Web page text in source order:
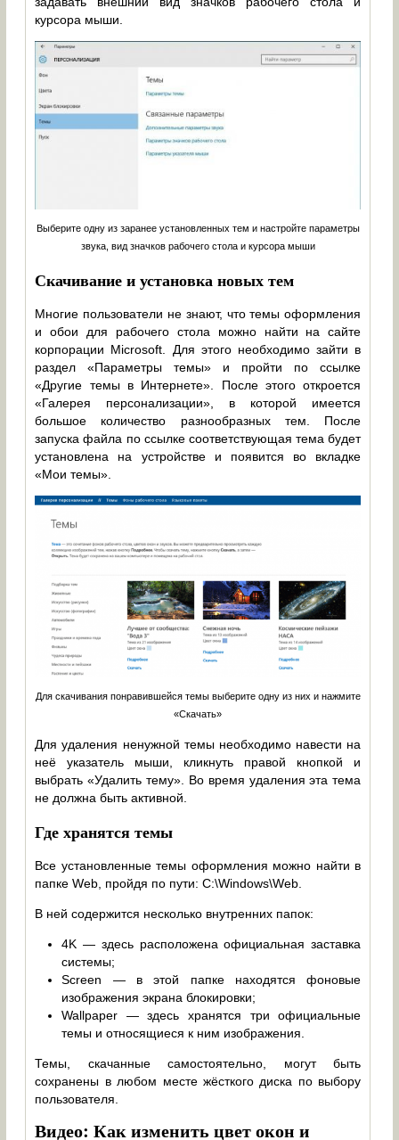
курсора мыши.
Выберите одну из заранее установленных тем и настройте параметры
звука, вид значков рабочего стола и курсора мыши
Скачивание и установка новых тем
Многие пользователи не знают, что темы оформления
и обои для рабочего стола можно найти на сайте
корпорации Microsoft. Для этого необходимо зайти в
раздел «Параметры темы» и пройти по ссылке
«Другие темы в Интернете». После этого откроется
«Галерея персонализации», в которой имеется
большое количество разнообразных тем. После
запуска файла по ссылке соответствующая тема будет
установлена на устройстве и появится во вкладке
«Мои темы».
Для скачивания понравившейся темы выберите одну из них и нажмите
«Скачать»
Для удаления ненужной темы необходимо навести на
неё указатель мыши, кликнуть правой кнопкой и
выбрать «Удалить тему». Во время удаления эта тема
не должна быть активной.
Где хранятся темы
Все установленные темы оформления можно найти в
папке Web, пройдя по пути: C:\Windows\Web.
В ней содержится несколько внутренних папок:
4K — здесь расположена официальная заставка
системы;
Screen — в этой папке находятся фоновые
изображения экрана блокировки;
Wallpaper — здесь хранятся три официальные
темы и относящиеся к ним изображения.
Темы, скачанные самостоятельно, могут быть
сохранены в любом месте жёсткого диска по выбору
пользователя.
Видео: Как изменить цвет окон и